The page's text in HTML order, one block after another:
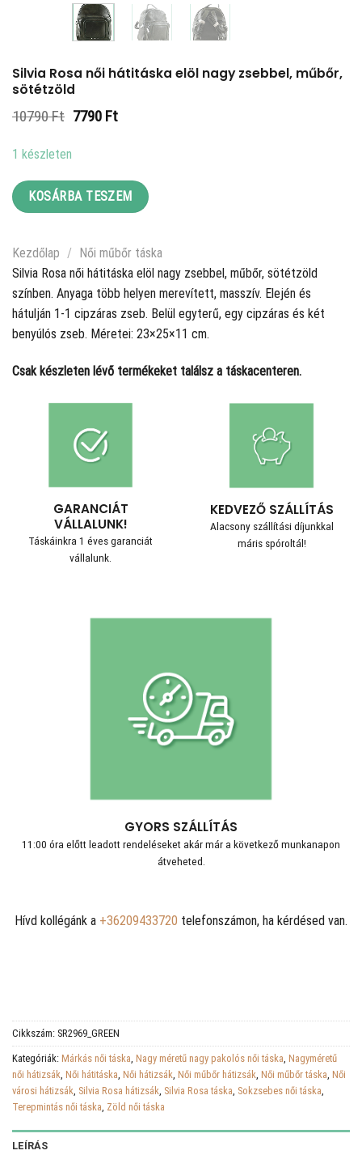
Silvia Rosa női hátitáska elöl nagy zsebbel, műbőr,
sötétzöld
10790Ft Original
7790 FtCurrent
1 készleten
KOSÁRBA TESZEM
Kezdőlap / Női műbőr táska
Silvia Rosa női hátitáska elöl nagy zsebbel, műbőr, sötétzöld
színben. Anyaga több helyen merevített, masszív. Elején és
hátulján 1-1 cipzáras zseb. Belül egyterű, egy cipzáras és két
benyúlós zseb. Méretei: 23×25×11 cm.
Csak készleten lévő termékeket találsz a táskacenteren.
GARANCIÁT
VÁLLALUNK!
Táskáinkra 1 éves garanciát
vállalunk.
KEDVEZŐ SZÁLLÍTÁS
Alacsony szállítási díjunkkal
máris spóroltál!
GYORS SZÁLLÍTÁS
11:00 óra előtt leadott rendeléseket akár már a következő munkanapon
átveheted.
Hívd kollégánk a +36209433720 telefonszámon, ha kérdésed van.
Cikkszám: SR2969_GREEN
Kategóriák: Márkás női táska, Nagy méretű nagy pakolós női táska, Nagyméretű
női hátizsák, Női hátitáska, Női hátizsák, Női műbőr hátizsák, Női műbőr táska, Női
városi hátizsák, Silvia Rosa hátizsák, Silvia Rosa táska, Sokzsebes női táska,
Terepmintás női táska, Zöld női táska
LEÍRÁS